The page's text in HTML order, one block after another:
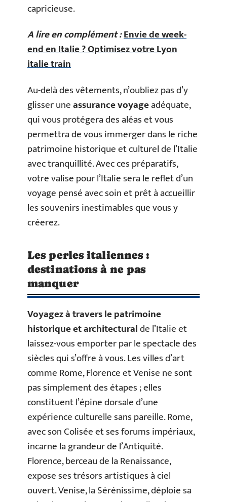
capricieuse.
A lire en complément :Envie de week-
end en Italie ? Optimisez votre Lyon
italie train
Au-delà des vêtements, n’oubliez pas d’y
glisser uneassurance voyageadéquate,
qui vous protégera des aléas et vous
permettra de vous immerger dans le riche
patrimoine historique et culturel de l’Italie
avec tranquillité. Avec ces préparatifs,
votre valise pour l’Italie sera le reflet d’un
voyage pensé avec soin et prêt à accueillir
les souvenirs inestimables que vous y
créerez.
Les perles italiennes :
destinations à ne pas
manquer
Voyagez à travers le patrimoine
historique et architecturalde l’Italie et
laissez-vous emporter par le spectacle des
siècles qui s’offre à vous. Les villes d’art
comme Rome, Florence et Venise ne sont
pas simplement des étapes ; elles
constituent l’épine dorsale d’une
expérience culturelle sans pareille. Rome,
avec son Colisée et ses forums impériaux,
incarne la grandeur de l’Antiquité.
Florence, berceau de la Renaissance,
expose ses trésors artistiques à ciel
ouvert. Venise, la Sérénissime, déploie sa